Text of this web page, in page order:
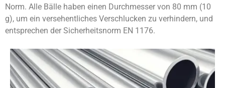
Norm. Alle Bälle haben einen Durchmesser von 80 mm (10
g), um ein versehentliches Verschlucken zu verhindern, und
entsprechen der Sicherheitsnorm EN 1176.